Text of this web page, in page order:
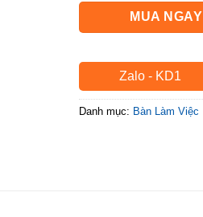
MUA NGAY
Zalo - KD1
Danh mục: Bàn Làm Việc